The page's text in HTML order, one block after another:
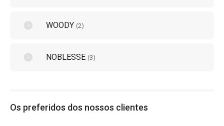
WOODY (2)
NOBLESSE (3)
Os preferidos dos nossos clientes